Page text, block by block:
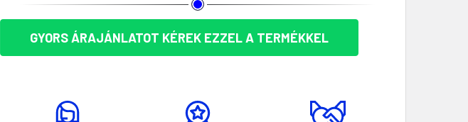
GYORS ÁRAJÁNLATOT KÉREK EZZEL A TERMÉKKEL